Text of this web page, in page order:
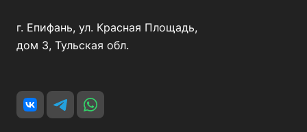
г. Епифань, ул. Красная Площадь,
дом 3, Тульская обл.